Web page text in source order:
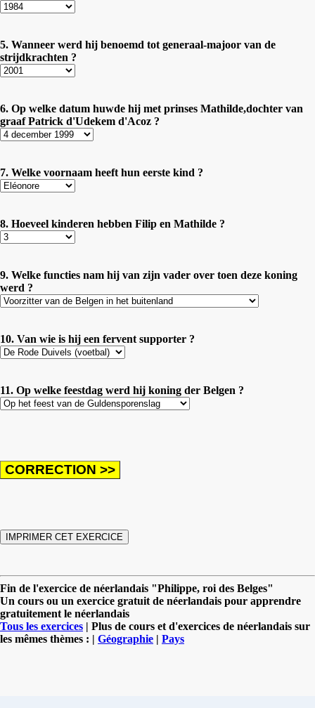
5. Wanneer werd hij benoemd tot generaal-majoor van de
strijdkrachten ?
6. Op welke datum huwde hij met prinses Mathilde,dochter van
graaf Patrick d'Udekem d'Acoz ?
7. Welke voornaam heeft hun eerste kind ?
8. Hoeveel kinderen hebben Filip en Mathilde ?
9. Welke functies nam hij van zijn vader over toen deze koning
werd ?
10. Van wie is hij een fervent supporter ?
11. Op welke feestdag werd hij koning der Belgen ?
Fin de l'exercice de néerlandais "Philippe, roi des Belges"
Un cours ou un exercice gratuit de néerlandais pour apprendre
gratuitement le néerlandais
Tous les exercices | Plus de cours et d'exercices de néerlandais sur
les mêmes thèmes : | Géographie | Pays